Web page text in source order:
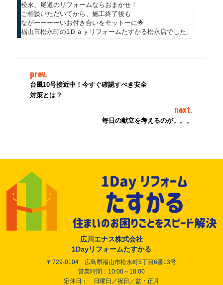
松永、尾道のリフォームならおまかせ！
ご相談いただいてから、施工終了後も
ながーーーーいお付き合いをモットーに🌟
福山市松永町の1Ｄａｙリフォームたすかる松永店でした。
prev.
台風10号接近中！今すぐ確認すべき安全
対策とは？
next.
毎日の献立を考えるのが。。。
広川エナス株式会社
1Dayリフォームたすかる
〒729-0104 広島県福山市松永町5丁目6番13号
営業時間：10:00～18:00
定休日： 日曜日／祝日／盆・正月